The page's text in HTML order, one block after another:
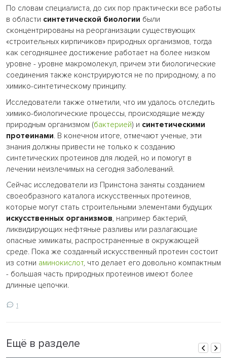
По словам специалиста, до сих пор практически все работы
в области синтетической биологии были
сконцентрированы на реорганизации существующих
«строительных кирпичиков» природных организмов, тогда
как сегодняшнее достижение работает на более низком
уровне - уровне макромолекул, причем эти биологические
соединения также конструируются не по природному, а по
химико-синтетическому принципу.
Исследователи также отметили, что им удалось отследить
химико-биологические процессы, происходящие между
природным организмом (бактерией) и синтетическими
протеинами. В конечном итоге, отмечают ученые, эти
знания должны привести не только к созданию
синтетических протеинов для людей, но и помогут в
лечении неизлечимых на сегодня заболеваний.
Сейчас исследователи из Принстона заняты созданием
своеобразного каталога искусственных протеинов,
которые могут стать строительными элементами будущих
искусственных организмов, например бактерий,
ликвидирующих нефтяные разливы или разлагающие
опасные химикаты, распространенные в окружающей
среде. Пока же созданный искусственный протеин состоит
из сотни аминокислот, что делает его довольно компактным
- большая часть природных протеинов имеют более
длинные цепочки.
1
Ещё в разделе